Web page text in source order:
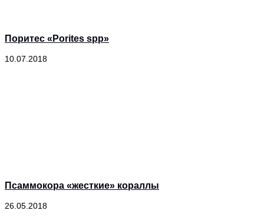
Поритес «Porites spp»
10.07.2018
Псаммокора «жесткие» кораллы
26.05.2018